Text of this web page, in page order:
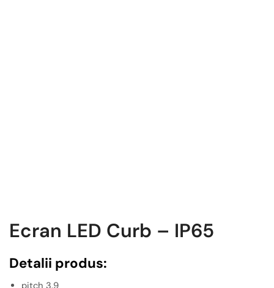
Ecran LED Curb – IP65
Detalii produs:
pitch 3.9